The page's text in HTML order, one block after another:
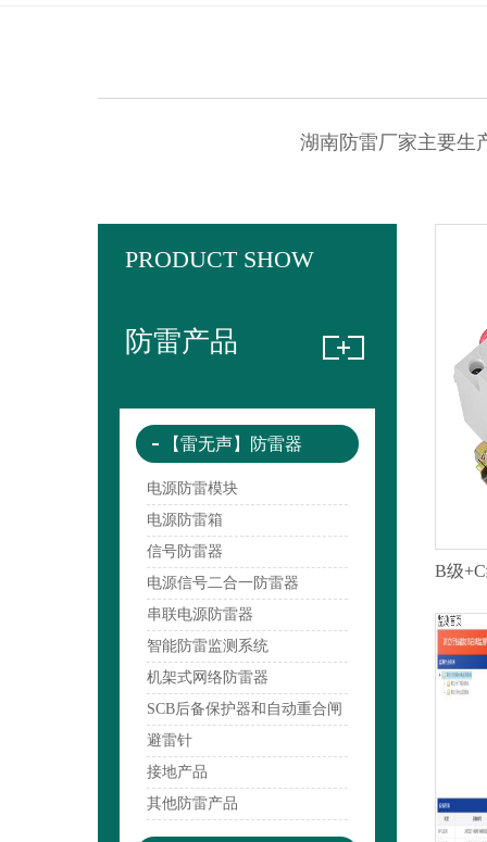
湖南防雷厂家主要生
PRODUCT SHOW
防雷产品
【雷无声】防雷器
电源防雷模块
电源防雷箱
信号防雷器
电源信号二合一防雷器
串联电源防雷器
智能防雷监测系统
机架式网络防雷器
SCB后备保护器和自动重合闸
避雷针
接地产品
其他防雷产品